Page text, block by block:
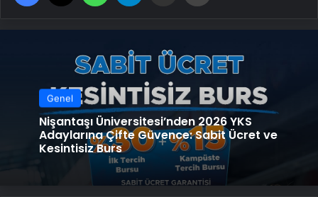
Genel
Nişantaşı Üniversitesi’nden 2026 YKS
Adaylarına Çifte Güvence: Sabit Ücret ve
Kesintisiz Burs